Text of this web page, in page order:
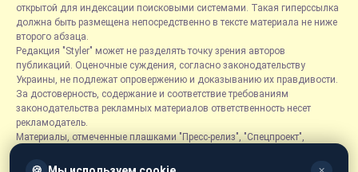
открытой для индексации поисковыми системами. Такая гиперссылка
должна быть размещена непосредственно в тексте материала не ниже
второго абзаца.
Редакция "Styler" может не разделять точку зрения авторов
публикаций. Оценочные суждения, согласно законодательству
Украины, не подлежат опровержению и доказыванию их правдивости.
За достоверность, содержание и соответствие требованиям
законодательства рекламных материалов ответственность несет
рекламодатель.
Материалы, отмеченные плашками "Пресс-релиз", "Спецпроект",
размещаются на правах рекламы.